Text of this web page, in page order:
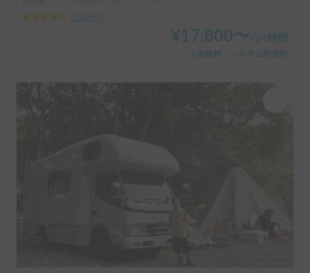
5.00
97
¥ 17,800〜 /24時間
＋保険料・システム利用料